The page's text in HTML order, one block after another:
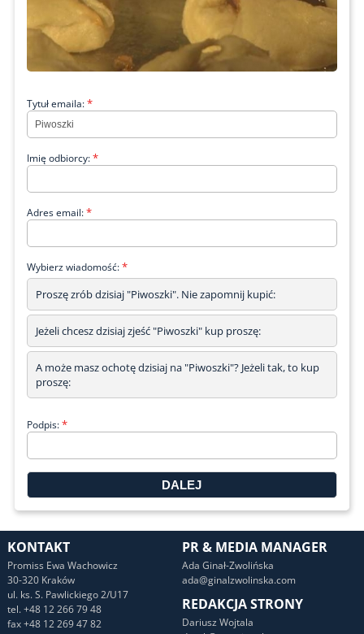
Tytuł emaila:*
Imię odbiorcy:*
Adres email:*
Wybierz wiadomość:*
Proszę zrób dzisiaj "Piwoszki". Nie zapomnij kupić:
Jeżeli chcesz dzisiaj zjeść "Piwoszki" kup proszę:
A może masz ochotę dzisiaj na "Piwoszki"? Jeżeli tak, to kup
proszę:
Podpis:*
KONTAKT
Promiss Ewa Wachowicz
30-320 Kraków
ul. ks. S. Pawlickiego 2/U17
tel. +48 12 266 79 48
fax +48 12 269 47 82
PR & MEDIA MANAGER
Ada Ginał-Zwolińska
ada@ginalzwolinska.com
REDAKCJA STRONY
Dariusz Wojtala